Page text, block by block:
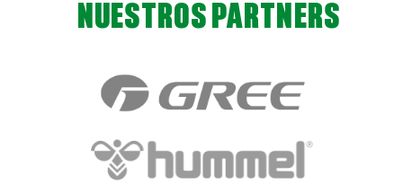
NUESTROS PARTNERS